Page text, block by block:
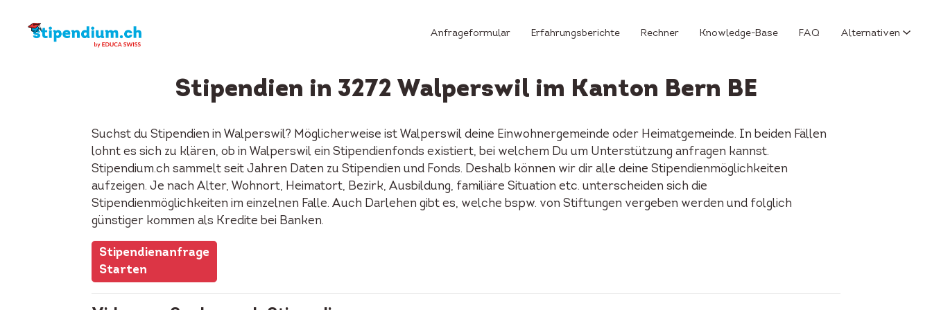
Anfrageformular Erfahrungsberichte Rechner Knowledge-Base FAQ Alternativen
Stipendien in 3272 Walperswil im Kanton Bern BE
Suchst du Stipendien in Walperswil? Möglicherweise ist Walperswil deine Einwohnergemeinde oder Heimatgemeinde. In beiden Fällen
lohnt es sich zu klären, ob in Walperswil ein Stipendienfonds existiert, bei welchem Du um Unterstützung anfragen kannst.
Stipendium.ch sammelt seit Jahren Daten zu Stipendien und Fonds. Deshalb können wir dir alle deine Stipendienmöglichkeiten
aufzeigen. Je nach Alter, Wohnort, Heimatort, Bezirk, Ausbildung, familiäre Situation etc. unterscheiden sich die
Stipendienmöglichkeiten im einzelnen Falle. Auch Darlehen gibt es, welche bspw. von Stiftungen vergeben werden und folglich
günstiger kommen als Kredite bei Banken.
Stipendienanfrage
Starten